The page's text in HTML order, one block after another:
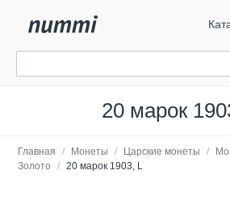
20 марок
Главная / Монеты / Царские монеты /
Золото
/ 20 марок 1903, L